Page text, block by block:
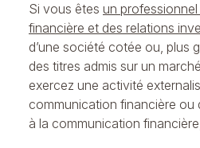
Si vous êtes un
financière et des relations
d’une société cotée ou, plus
des titres admis sur un
exercez une activité
communication financière ou
à la communication